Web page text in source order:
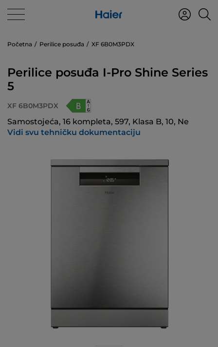
Početna Perilice posuđa XF 6B0M3PDX
Perilice posuđa I-Pro Shine Series
5
XF 6B0M3PDX
Samostojeća, 16 kompleta, 597, Klasa B, 10, Ne
Vidi svu tehničku dokumentaciju